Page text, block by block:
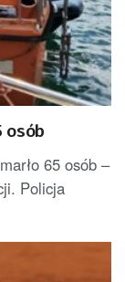
osób
65 osób –
Policja